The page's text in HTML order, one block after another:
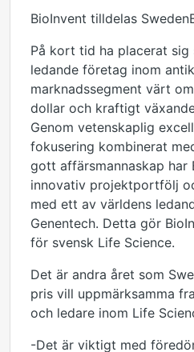
BioInvent tilldelas
På kort tid ha placerat
ledande företag inom
marknadssegment värt
dollar och kraftigt
Genom vetenskaplig
fokusering kombinerat
gott affärsmannaskap har
innovativ projektportfölj
med ett av världens
Genentech. Detta gör
för svensk Life Science.
Det är andra året som
pris vill uppmärksamma
och ledare inom Life
-Det är viktigt med